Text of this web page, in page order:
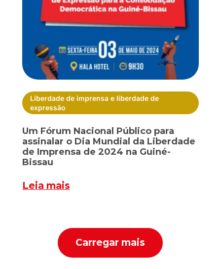
Liberdade de imprensa e liberdade de
expressão
Um Fórum Nacional Público para
assinalar o Dia Mundial da Liberdade
de Imprensa de 2024 na Guiné-
Bissau
Leia mais
Carregar mais